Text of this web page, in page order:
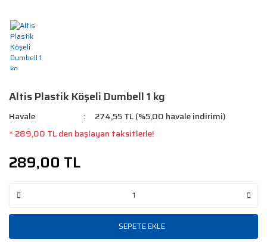
Altis Plastik Köşeli Dumbell 1 kg
Havale
274,55 TL (%5,00 havale indirimi)
* 289,00 TL den başlayan taksitlerle!
289,00 TL
SEPETE EKLE